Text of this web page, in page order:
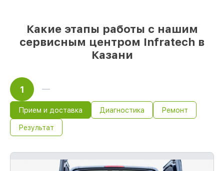
Какие этапы работы с нашим
сервисным центром Infratech в
Казани
1
Прием и доставка Диагностика Ремонт
Результат